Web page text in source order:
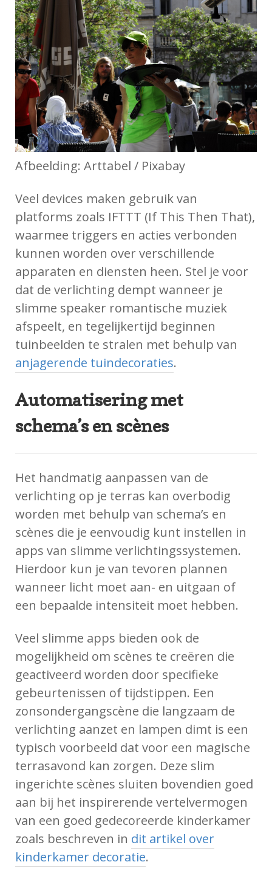
Afbeelding: Arttabel / Pixabay
Veel devices maken gebruik van
platforms zoals IFTTT (If This Then That),
waarmee triggers en acties verbonden
kunnen worden over verschillende
apparaten en diensten heen. Stel je voor
dat de verlichting dempt wanneer je
slimme speaker romantische muziek
afspeelt, en tegelijkertijd beginnen
tuinbeelden te stralen met behulp van
anjagerende tuindecoraties.
Automatisering met
schema’s en scènes
Het handmatig aanpassen van de
verlichting op je terras kan overbodig
worden met behulp van schema’s en
scènes die je eenvoudig kunt instellen in
apps van slimme verlichtingssystemen.
Hierdoor kun je van tevoren plannen
wanneer licht moet aan- en uitgaan of
een bepaalde intensiteit moet hebben.
Veel slimme apps bieden ook de
mogelijkheid om scènes te creëren die
geactiveerd worden door specifieke
gebeurtenissen of tijdstippen. Een
zonsondergangscène die langzaam de
verlichting aanzet en lampen dimt is een
typisch voorbeeld dat voor een magische
terrasavond kan zorgen. Deze slim
ingerichte scènes sluiten bovendien goed
aan bij het inspirerende vertelvermogen
van een goed gedecoreerde kinderkamer
zoals beschreven in dit artikel over
kinderkamer decoratie.